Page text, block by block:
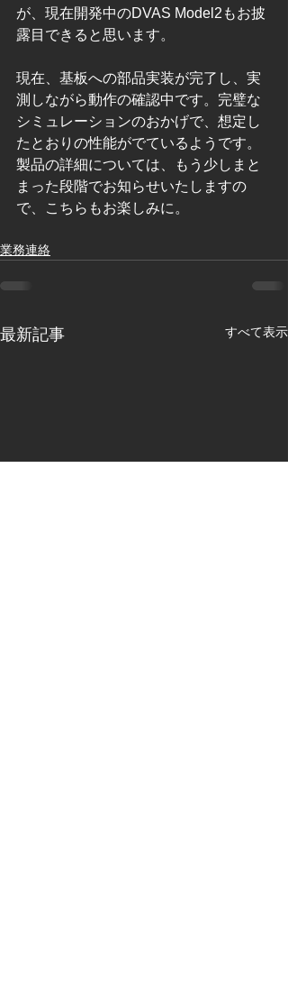
が、現在開発中のDVAS Model2もお披
露目できると思います。
現在、基板への部品実装が完了し、実
測しながら動作の確認中です。完璧な
シミュレーションのおかげで、想定し
たとおりの性能がでているようです。
製品の詳細については、もう少しまと
まった段階でお知らせいたしますの
で、こちらもお楽しみに。
業務連絡
最新記事 すべて表示